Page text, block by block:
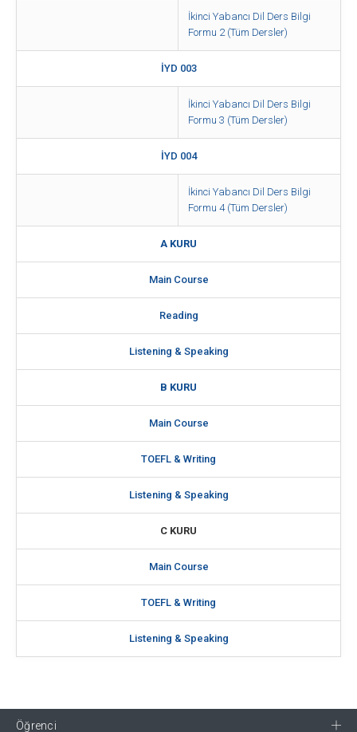
İkinci Yabancı Dil Ders Bilgi
Formu 2 (Tüm Dersler)
İYD 003
İkinci Yabancı Dil Ders Bilgi
Formu 3 (Tüm Dersler)
İYD 004
İkinci Yabancı Dil Ders Bilgi
Formu 4 (Tüm Dersler)
A KURU
Main Course
Reading
Listening & Speaking
B KURU
Main Course
TOEFL & Writing
Listening & Speaking
C KURU
Main Course
TOEFL & Writing
Listening & Speaking
Öğrenci